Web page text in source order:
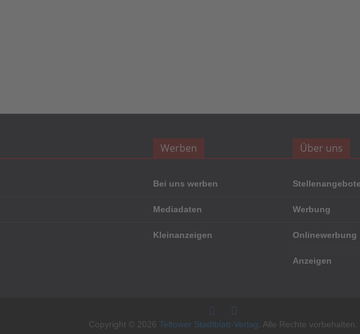
Werben
Bei uns werben
Mediadaten
Kleinanzeigen
Über uns
Stellenangebote
Werbung
Onlinewerbung
Anzeigen
Copyright © 2026 Teltower Stadtblatt-Verlag . Alle Rechte vorbehalten.